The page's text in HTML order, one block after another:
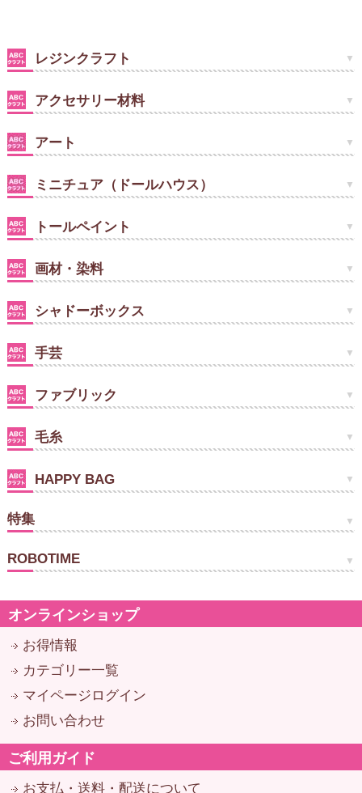
レジンクラフト
アクセサリー材料
アート
ミニチュア（ドールハウス）
トールペイント
画材・染料
シャドーボックス
手芸
ファブリック
毛糸
HAPPY BAG
特集
ROBOTIME
オンラインショップ
お得情報
カテゴリー一覧
マイページログイン
お問い合わせ
ご利用ガイド
お支払・送料・配送について